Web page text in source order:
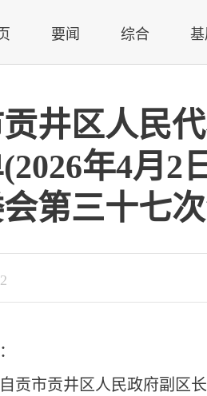
要闻 综合 基
贡井区人民
年4月2
第三十七
贡市贡井区人民政府副区长